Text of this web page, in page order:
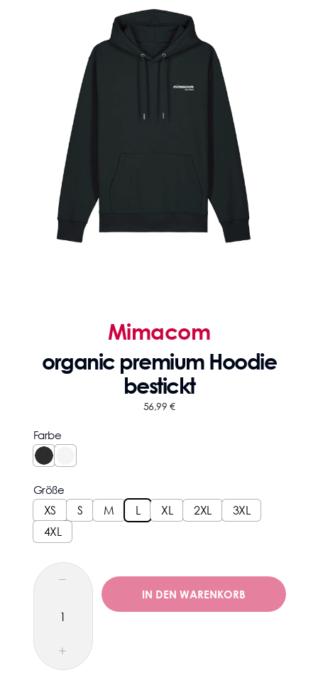
Mimacom
organic premium Hoodie
bestickt
56,99 €
Farbe
Größe
XS S M L XL 2XL
3XL
4XL
IN DEN WARENKORB